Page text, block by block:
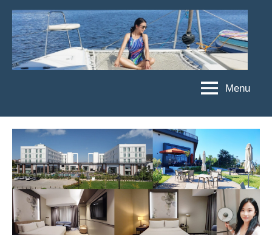
Skip
content
菲
娃
JEFFIA
FANG
粉
絲
團、
主
題
Menu